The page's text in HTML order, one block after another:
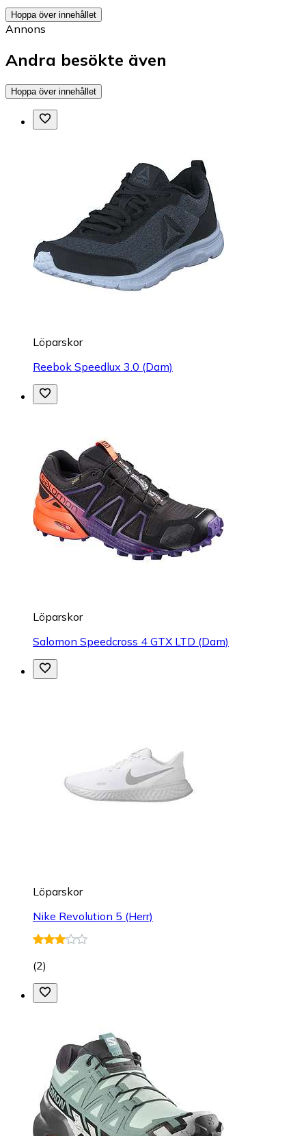
Hoppa över innehållet
Annons
Andra besökte även
Hoppa över innehållet
Löparskor
Reebok Speedlux 3.0 (Dam)
Löparskor
Salomon Speedcross 4 GTX LTD (Dam)
Löparskor
Nike Revolution 5 (Herr)
(2)